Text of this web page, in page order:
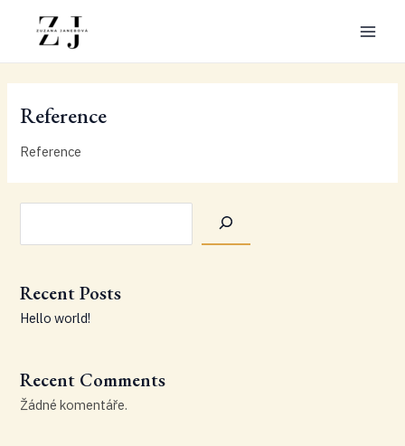
Reference
Reference
Recent Posts
Hello world!
Recent Comments
Žádné komentáře.